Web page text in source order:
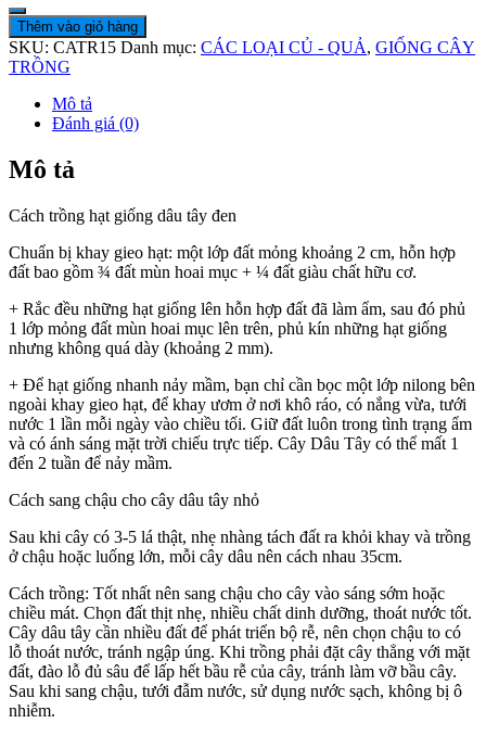
Thêm vào giỏ hàng
SKU: CATR15 Danh mục: CÁC LOẠI CỦ - QUẢ, GIỐNG CÂY
TRỒNG
Mô tả
Đánh giá (0)
Mô tả
Cách trồng hạt giống dâu tây đen
Chuẩn bị khay gieo hạt: một lớp đất mỏng khoảng 2 cm, hỗn hợp
đất bao gồm ¾ đất mùn hoai mục + ¼ đất giàu chất hữu cơ.
+ Rắc đều những hạt giống lên hỗn hợp đất đã làm ẩm, sau đó phủ
1 lớp mỏng đất mùn hoai mục lên trên, phủ kín những hạt giống
nhưng không quá dày (khoảng 2 mm).
+ Để hạt giống nhanh nảy mầm, bạn chỉ cần bọc một lớp nilong bên
ngoài khay gieo hạt, để khay ươm ở nơi khô ráo, có nắng vừa, tưới
nước 1 lần mỗi ngày vào chiều tối. Giữ đất luôn trong tình trạng ẩm
và có ánh sáng mặt trời chiếu trực tiếp. Cây Dâu Tây có thể mất 1
đến 2 tuần để nảy mầm.
Cách sang chậu cho cây dâu tây nhỏ
Sau khi cây có 3-5 lá thật, nhẹ nhàng tách đất ra khỏi khay và trồng
ở chậu hoặc luống lớn, mỗi cây dâu nên cách nhau 35cm.
Cách trồng: Tốt nhất nên sang chậu cho cây vào sáng sớm hoặc
chiều mát. Chọn đất thịt nhẹ, nhiều chất dinh dưỡng, thoát nước tốt.
Cây dâu tây cần nhiều đất để phát triển bộ rễ, nên chọn chậu to có
lỗ thoát nước, tránh ngập úng. Khi trồng phải đặt cây thẳng với mặt
đất, đào lỗ đủ sâu để lấp hết bầu rễ của cây, tránh làm vỡ bầu cây.
Sau khi sang chậu, tưới đẫm nước, sử dụng nước sạch, không bị ô
nhiễm.